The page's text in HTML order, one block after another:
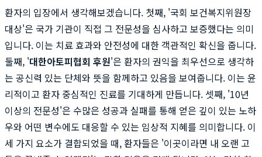
환자의 입장에서 생각해보겠습니다. 첫째, '국회 보건복지위원장
대상'은 국가 기관이 직접 그 전문성을 심사하고 보증했다는 의미
입니다. 이는 치료 효과와 안전성에 대한 객관적인 확신을 줍니다.
둘째, '대한아토피협회 후원'은 환자의 권익을 최우선으로 생각하
는 공신력 있는 단체와 뜻을 함께하고 있음을 보여줍니다. 이는 윤
리적이고 환자 중심적인 진료를 기대하게 만듭니다. 셋째, '10년
이상의 전문성'은 수많은 성공과 실패를 통해 얻은 깊이 있는 노하
우와 어떤 변수에도 대응할 수 있는 임상적 지혜를 의미합니다. 이
세 가지 요소가 결합되었을 때, 환자들은 '이곳이라면 내 오랜 고